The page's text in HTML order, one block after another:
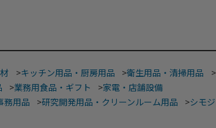
>キッチン用品・厨房用品 >衛生用品・清掃用品 >
>業務用食品・ギフト >家電・店舗設備
務用品 >研究開発用品・クリーンルーム用品 >シモ